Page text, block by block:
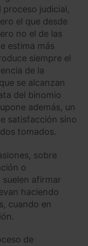
judicial,
el que desde
no el de las
estima más
siempre el
de la
se alcanzan
del binomio
además, un
satisfacción sino
tomados.
sobre
o
afirmar
haciendo
cuando en
de